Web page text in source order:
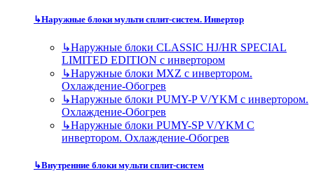
↳Наружные блоки мульти сплит-систем. Инвертор
↳Наружные блоки CLASSIC HJ/HR SPECIAL
LIMITED EDITION с инвертором
↳Наружные блоки MXZ с инвертором.
Охлаждение-Обогрев
↳Наружные блоки PUMY-P V/YKM с инвертором.
Охлаждение-Обогрев
↳Наружные блоки PUMY-SP V/YKM С
инвертором. Охлаждение-Обогрев
↳Внутренние блоки мульти сплит-систем